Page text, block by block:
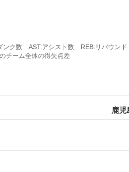
数 AST:アシスト数 REB:リバウン
ーム全体の得失点差
鹿児